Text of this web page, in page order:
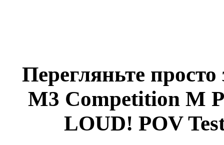
Перегляньте
M3 Competition M
LOUD! POV